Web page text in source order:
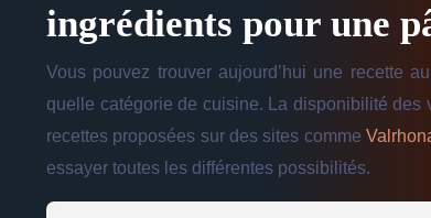
ingrédients pour une
Vous pouvez trouver aujourd’hui une recette
quelle catégorie de cuisine. La disponibilité des
recettes proposées sur des sites comme
essayer toutes les différentes possibilités.